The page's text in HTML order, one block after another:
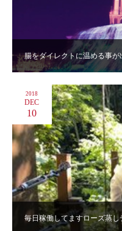
腸をダイレクトに温める事が
毎日稼働してますローズ蒸し
2018
DEC
10